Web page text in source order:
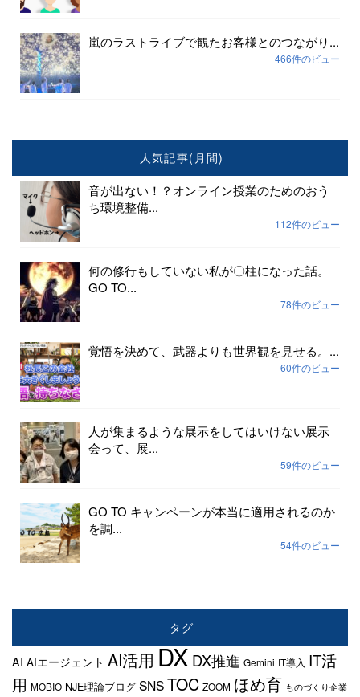
嵐のラストライブで観たお客様とのつながり...
466件のビュー
人気記事(月間)
音が出ない！？オンライン授業のためのおう
ち環境整備...
112件のビュー
何の修行もしていない私が〇柱になった話。
GO TO...
78件のビュー
覚悟を決めて、武器よりも世界観を見せる。...
60件のビュー
人が集まるような展示をしてはいけない展示
会って、展...
59件のビュー
GO TO キャンペーンが本当に適用されるのか
を調...
54件のビュー
タグ
AI AIエージェント AI活用 DXDX推進 Gemini IT導入 IT活
用 MOBIO NJE理論ブログ SNSTOC ZOOM ほめ育 ものづくり企業